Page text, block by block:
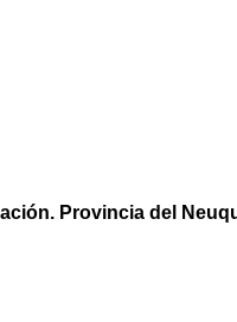
Provincia del